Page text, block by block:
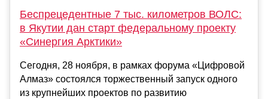
Беспрецедентные 7 тыс. километров ВОЛС:
в Якутии дан старт федеральному проекту
«Синергия Арктики»
Сегодня, 28 ноября, в рамках форума «Цифровой
Алмаз» состоялся торжественный запуск одного
из крупнейших проектов по развитию